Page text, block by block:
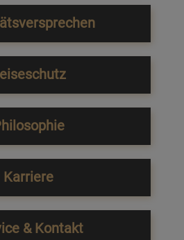
Karriere
& Kontakt